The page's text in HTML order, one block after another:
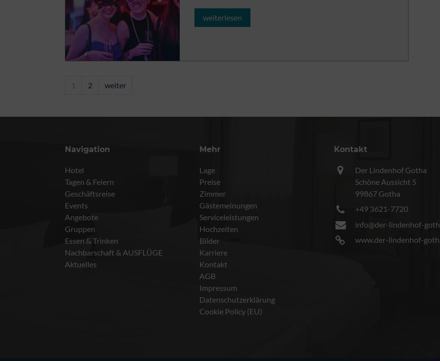
weiterlesen
2 weiter
Navigation
Hotel
Tagen & Feiern
Geschäftsreise
Events
Angebote
Gruppen
Essen & Trinken
Nachbarschaft & AUSFLÜGE
Aktuelles
Mehr
Lage
Preise
Zimmer
Gästemeinungen
Serviceleistungen
Hochzeiten
Bilder
Karriere
Kontakt
AGB
Impressum
Datenschutzerklärung
Cookie Policy (EU)
Kontakt
Der Lindenhof Gotha
Schöne Aussicht 5
99867 Gotha
+49 3621-7720
info@der-lindenhof-
www.der-lindenhof-